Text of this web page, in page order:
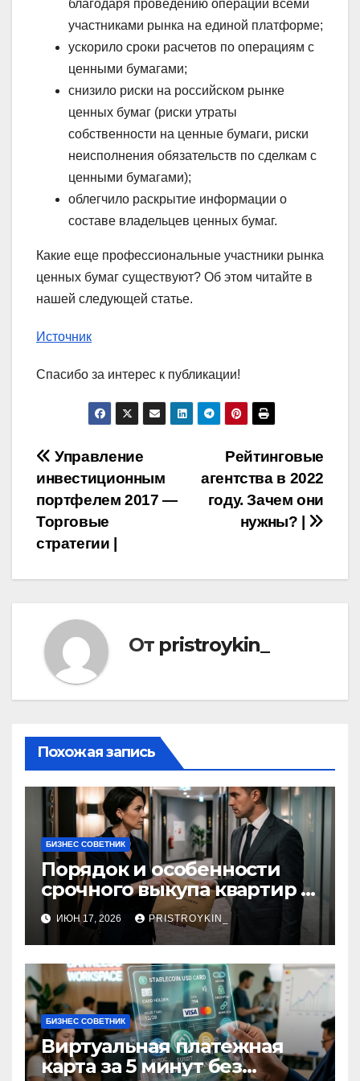
благодаря проведению операций всеми
участниками рынка на единой платформе;
ускорило сроки расчетов по операциям с
ценными бумагами;
снизило риски на российском рынке
ценных бумаг (риски утраты
собственности на ценные бумаги, риски
неисполнения обязательств по сделкам с
ценными бумагами);
облегчило раскрытие информации о
составе владельцев ценных бумаг.
Какие еще профессиональные участники рынка
ценных бумаг существуют? Об этом читайте в
нашей следующей статье.
Источник
Спасибо за интерес к публикации!
Навигация
по
записям
Рейтинговые
агентства в 2022
году. Зачем они
нужны? |
Управление
инвестиционным
портфелем 2017 —
Торговые
стратегии |
От pristroykin_
Похожая запись
БИЗНЕС СОВЕТНИК
Порядок и особенности
срочного выкупа квартир в
срок 1–3 дня
ИЮН 17, 2026 PRISTROYKIN_
БИЗНЕС СОВЕТНИК
Виртуальная платежная
карта за 5 минут без